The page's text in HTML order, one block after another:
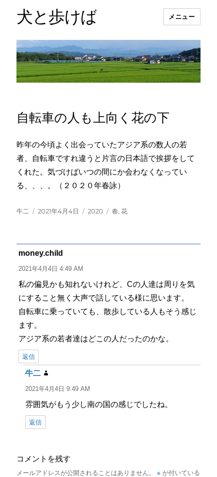
犬と歩けば メニュー
自転車の人も上向く花の下
昨年の今頃よく出会っていたアジア系の数人の若
者、自転車ですれ違うと片言の日本語で挨拶をして
くれた。気づけばいつの間にか会わなくなってい
る、、、。（２０２０年春詠）
投
牛二
投
2021年4月4日
カ
2020
タ
春,花
money.child
り:
2021年4月4日 4:49 AM
私の偏見かも知れないけれど、Cの人達は周りを気
にすること無く大声で話している様に思います。
自転車に乗っていても、散歩している人もそう感じ
ます。
アジア系の若者達はどこの人だったのかな。
返信
牛二
り:
2021年4月4日 9:49 AM
雰囲気がもう少し南の国の感じでしたね。
返信
コメントを残す
メールアドレスが公開されることはありません。 ※ が付いている